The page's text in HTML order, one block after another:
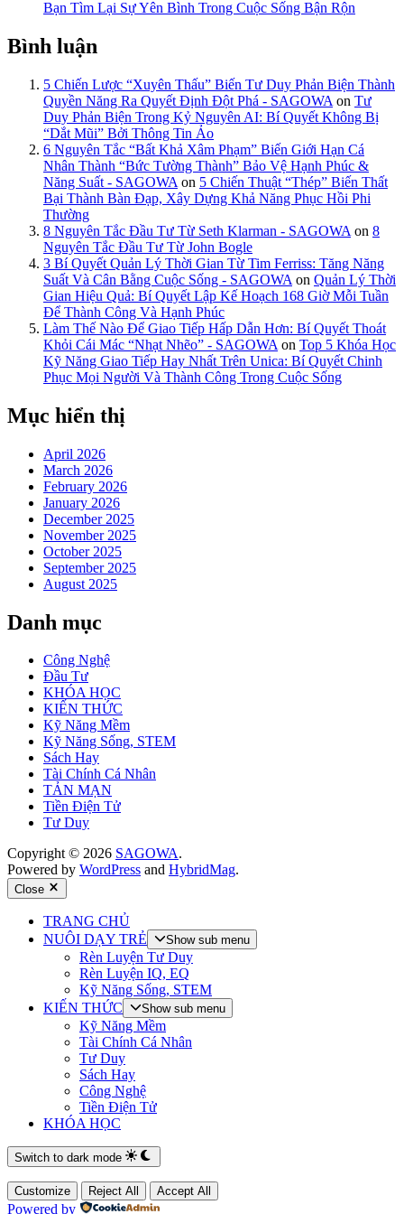
Bạn Tìm Lại Sự Yên Bình Trong Cuộc Sống Bận Rộn
Bình luận
5 Chiến Lược “Xuyên Thấu” Biến Tư Duy Phản Biện Thành
Quyền Năng Ra Quyết Định Đột Phá - SAGOWA on Tư
Duy Phản Biện Trong Kỷ Nguyên AI: Bí Quyết Không Bị
“Dắt Mũi” Bởi Thông Tin Ảo
6 Nguyên Tắc “Bất Khả Xâm Phạm” Biến Giới Hạn Cá
Nhân Thành “Bức Tường Thành” Bảo Vệ Hạnh Phúc &
Năng Suất - SAGOWA on 5 Chiến Thuật “Thép” Biến Thất
Bại Thành Bàn Đạp, Xây Dựng Khả Năng Phục Hồi Phi
Thường
8 Nguyên Tắc Đầu Tư Từ Seth Klarman - SAGOWA on 8
Nguyên Tắc Đầu Tư Từ John Bogle
3 Bí Quyết Quản Lý Thời Gian Từ Tim Ferriss: Tăng Năng
Suất Và Cân Bằng Cuộc Sống - SAGOWA on Quản Lý Thời
Gian Hiệu Quả: Bí Quyết Lập Kế Hoạch 168 Giờ Mỗi Tuần
Để Thành Công Và Hạnh Phúc
Làm Thế Nào Để Giao Tiếp Hấp Dẫn Hơn: Bí Quyết Thoát
Khỏi Cái Mác “Nhạt Nhẽo” - SAGOWA on Top 5 Khóa Học
Kỹ Năng Giao Tiếp Hay Nhất Trên Unica: Bí Quyết Chinh
Phục Mọi Người Và Thành Công Trong Cuộc Sống
Mục hiển thị
April 2026
March 2026
February 2026
January 2026
December 2025
November 2025
October 2025
September 2025
August 2025
Danh mục
Công Nghệ
Đầu Tư
KHÓA HỌC
KIẾN THỨC
Kỹ Năng Mềm
Kỹ Năng Sống, STEM
Sách Hay
Tài Chính Cá Nhân
TẢN MẠN
Tiền Điện Tử
Tư Duy
Copyright © 2026 SAGOWA.
Powered by WordPress and HybridMag.
Close
TRANG CHỦ
NUÔI DẠY TRẺ
Show sub menu
Rèn Luyện Tư Duy
Rèn Luyện IQ, EQ
Kỹ Năng Sống, STEM
KIẾN THỨC
Show sub menu
Kỹ Năng Mềm
Tài Chính Cá Nhân
Tư Duy
Sách Hay
Công Nghệ
Tiền Điện Tử
KHÓA HỌC
Switch to dark mode
Customize Reject All Accept All
Powered by